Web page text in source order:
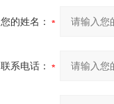
您的姓名：
联系电话：